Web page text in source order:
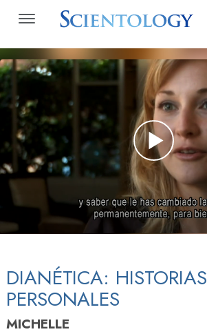
DIANÉTICA: HISTORIAS
PERSONALES
MICHELLE